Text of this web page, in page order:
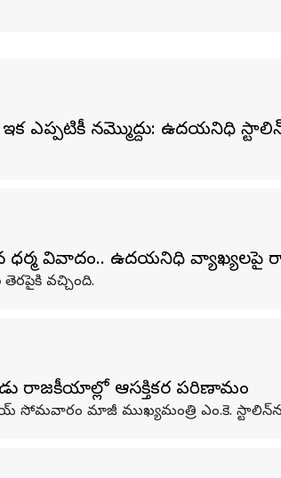
ఇక ఎప్పటికీ నమ్మొద్దు: ఉదయనిధి
ధర్మ వివాదం.. ఉదయనిధి
వచ్చింది.
రాజకీయాల్లో ఆసక్తికర పరిణామం
సోమవారం మాజీ ముఖ్యమంత్రి ఎం.కె.